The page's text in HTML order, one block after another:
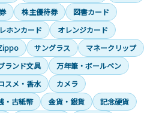
株主優待券
図書カード
ホンカード
オレンジカード
サングラス
マネークリップ
ランド文具
万年筆・ボールペン
スメ・香水
カメラ
・古紙幣 金貨・銀貨
記念硬貨